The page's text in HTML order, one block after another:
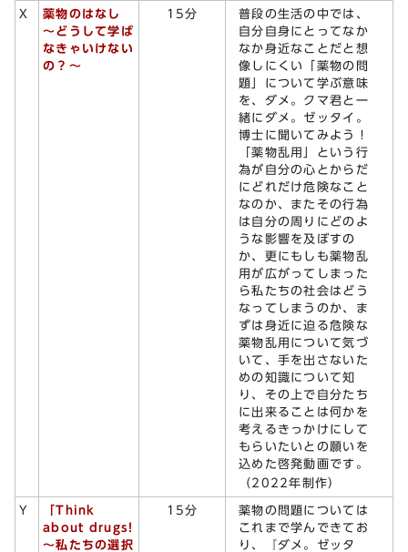
X
薬物のはなし
～どうして学ば
なきゃいけない
の ？～
15分
普段の生活の中では、
自分自身にとってなか
なか身近なことだと想
像しにくい「薬物の問
題」について学ぶ意味
を、ダメ。クマ君と一
緒にダメ。ゼッタイ。
博士に聞いてみよう！
「薬物乱用」という行
為が自分の心とからだ
にどれだけ危険なこと
なのか、またその行為
は自分の周りにどのよ
うな影響を及ぼすの
か、更にもしも薬物乱
用が広がってしまった
ら私たちの社会はどう
なってしまうのか、ま
ずは身近に迫る危険な
薬物乱用について気づ
いて、手を出さないた
めの知識について知
り、その上で自分たち
に出来ることは何かを
考えるきっかけにして
もらいたいとの願いを
込めた啓発動画です。
（2022年制作）
Y
「Think
about drugs!
～私たちの選択
15分
薬物の問題については
これまで学んできてお
り、『ダメ。ゼッタ